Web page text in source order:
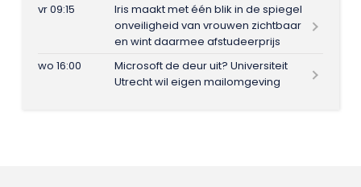
vr 09:15
Iris maakt met één blik in de spiegel
onveiligheid van vrouwen zichtbaar
en wint daarmee afstudeerprijs
wo 16:00
Microsoft de deur uit? Universiteit
Utrecht wil eigen mailomgeving